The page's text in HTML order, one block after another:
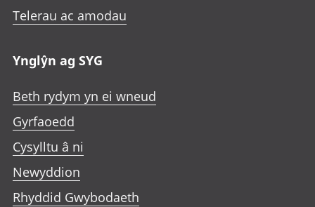
Telerau ac amodau
Ynglŷn ag SYG
Beth rydym yn ei wneud
Gyrfaoedd
Cysylltu â ni
Newyddion
Rhyddid Gwybodaeth